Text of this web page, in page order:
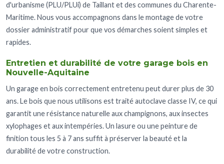
d'urbanisme (PLU/PLUi) de Taillant et des communes du Charente-
Maritime. Nous vous accompagnons dans le montage de votre
dossier administratif pour que vos démarches soient simples et
rapides.
Entretien et durabilité de votre garage bois en
Nouvelle-Aquitaine
Un garage en bois correctement entretenu peut durer plus de 30
ans. Le bois que nous utilisons est traité autoclave classe IV, ce qui
garantit une résistance naturelle aux champignons, aux insectes
xylophages et aux intempéries. Un lasure ou une peinture de
finition tous les 5 à 7 ans suffit à préserver la beauté et la
durabilité de votre construction.